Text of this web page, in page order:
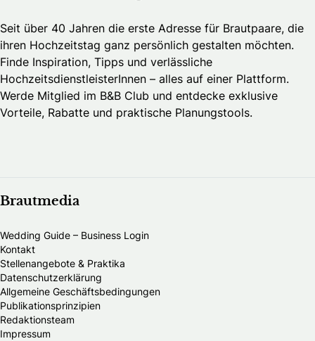
Seit über 40 Jahren die erste Adresse für Brautpaare, die
ihren Hochzeitstag ganz persönlich gestalten möchten.
Finde Inspiration, Tipps und verlässliche
HochzeitsdienstleisterInnen – alles auf einer Plattform.
Werde Mitglied im B&B Club und entdecke exklusive
Vorteile, Rabatte und praktische Planungstools.
Brautmedia
Wedding Guide – Business Login
Kontakt
Stellenangebote & Praktika
Datenschutzerklärung
Allgemeine Geschäftsbedingungen
Publikationsprinzipien
Redaktionsteam
Impressum